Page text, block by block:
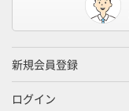
新規会員登録
ログイン